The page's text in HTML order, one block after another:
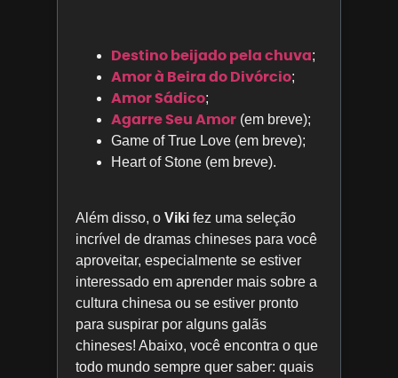
Destino beijado pela chuva;
Amor à Beira do Divórcio;
Amor Sádico;
Agarre Seu Amor (em breve);
Game of True Love (em breve);
Heart of Stone (em breve).
Além disso, o Viki fez uma seleção
incrível de dramas chineses para você
aproveitar, especialmente se estiver
interessado em aprender mais sobre a
cultura chinesa ou se estiver pronto
para suspirar por alguns galãs
chineses! Abaixo, você encontra o que
todo mundo sempre quer saber: quais